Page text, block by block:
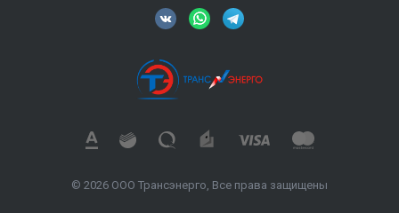
© 2026 ООО Трансэнерго, Все права защищены